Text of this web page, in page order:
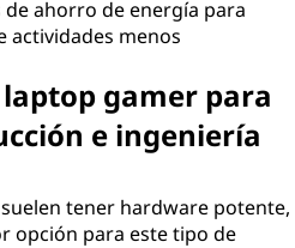
ahorro de energía para
actividades menos
gamer para
e ingeniería
tener hardware potente,
opción para este tipo de